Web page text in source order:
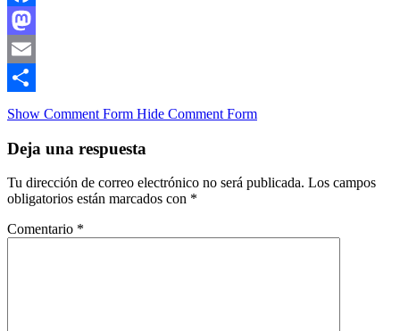
Facebook
Mastodon
Email
Compartir
Show Comment Form Hide Comment Form
Deja una respuesta
Tu dirección de correo electrónico no será publicada. Los campos
obligatorios están marcados con *
Comentario *